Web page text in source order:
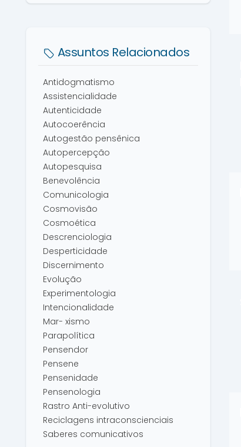
Assuntos Relacionados
Antidogmatismo
Assistencialidade
Autenticidade
Autocoerência
Autogestão pensênica
Autopercepção
Autopesquisa
Benevolência
Comunicologia
Cosmovisão
Cosmoética
Descrenciologia
Desperticidade
Discernimento
Evolução
Experimentologia
Intencionalidade
Mar- xismo
Parapolítica
Pensendor
Pensene
Pensenidade
Pensenologia
Rastro Anti-evolutivo
Reciclagens intraconscienciais
Saberes comunicativos